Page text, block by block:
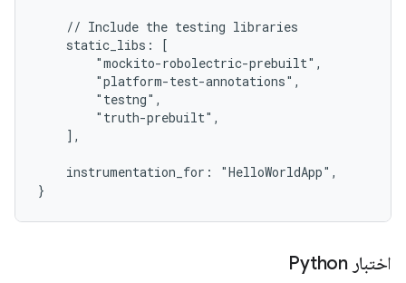
    // Include the testing libraries
    static_libs: [
        "mockito-robolectric-prebuilt",
        "platform-test-annotations",
        "testng",
        "truth-prebuilt",
    ],
    instrumentation_for: "HelloWorldApp",
}
اختبار Python